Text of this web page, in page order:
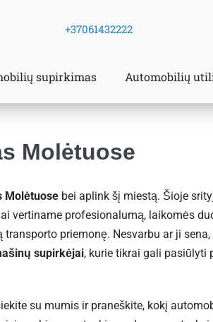
+37061432222
supirkimas Automobilių
Molėtuose
Molėtuose bei aplink šį miestą. Šioje
vertiname profesionalumą, laikomės
priemonę. Nesvarbu ar ji
supirkėjai, kurie tikrai gali pasiūlyti
su mumis ir praneškite, kokį